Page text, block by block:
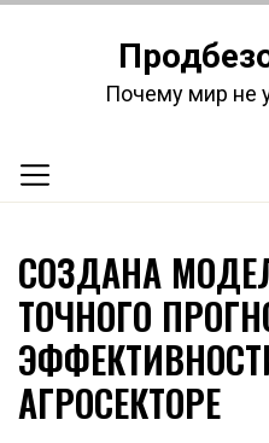
содержимому
Почему мир не
СОЗДАНА
ТОЧНОГО
АГРОСЕКТОРЕ